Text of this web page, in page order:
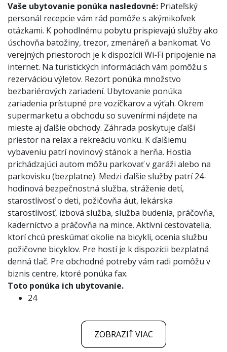
Vaše ubytovanie ponúka nasledovné: Priateľský
personál recepcie vám rád pomôže s akýmikoľvek
otázkami. K pohodlnému pobytu prispievajú služby ako
úschovňa batožiny, trezor, zmenáreň a bankomat. Vo
verejných priestoroch je k dispozícii Wi-Fi pripojenie na
internet. Na turistických informáciách vám pomôžu s
rezerváciou výletov. Rezort ponúka množstvo
bezbariérových zariadení. Ubytovanie ponúka
zariadenia prístupné pre vozíčkarov a výťah. Okrem
supermarketu a obchodu so suvenírmi nájdete na
mieste aj ďalšie obchody. Záhrada poskytuje ďalší
priestor na relax a rekreáciu vonku. K ďalšiemu
vybaveniu patrí novinový stánok a herňa. Hostia
prichádzajúci autom môžu parkovať v garáži alebo na
parkovisku (bezplatne). Medzi ďalšie služby patrí 24-
hodinová bezpečnostná služba, stráženie detí,
starostlivosť o deti, požičovňa áut, lekárska
starostlivosť, izbová služba, služba budenia, práčovňa,
kaderníctvo a práčovňa na mince. Aktívni cestovatelia,
ktorí chcú preskúmať okolie na bicykli, ocenia službu
požičovne bicyklov. Pre hostí je k dispozícii bezplatná
denná tlač. Pre obchodné potreby vám radi pomôžu v
biznis centre, ktoré ponúka fax.
Toto ponúka ich ubytovanie.
24
ZOBRAZIŤ VIAC